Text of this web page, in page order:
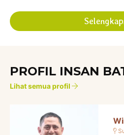
PROFIL INSAN
Lihat semua profil